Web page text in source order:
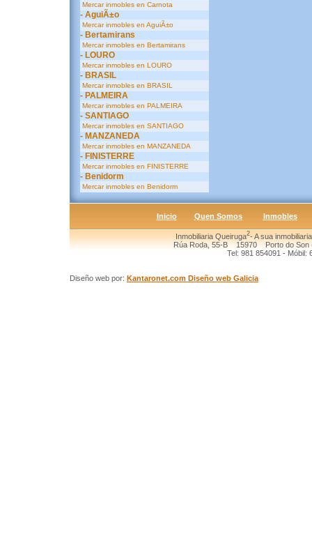
Mercar inmobles en Carnota
- AguiÃ±o
Mercar inmobles en AguiÃ±o
- Bertamirans
Mercar inmobles en Bertamirans
- LOURO
Mercar inmobles en LOURO
- BRASIL
Mercar inmobles en BRASIL
- PALMEIRA
Mercar inmobles en PALMEIRA
- SANTIAGO
Mercar inmobles en SANTIAGO
- MANZANEDA
Mercar inmobles en MANZANEDA
- FINISTERRE
Mercar inmobles en FINISTERRE
- Benidorm
Mercar inmobles en Benidorm
Inicio Quen Somos Inmobles
Inmobiliaria Queiruga2- A sua
Rúa Roda, 55-B 15970 Porto do Son
Tel: 981 854091 - Móbil:
Diseño web por: Kantaronet.com Diseño web Galicia